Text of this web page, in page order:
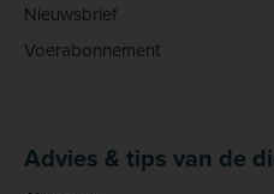
Nieuwsbrief
Voerabonnement
Advies & tips van de